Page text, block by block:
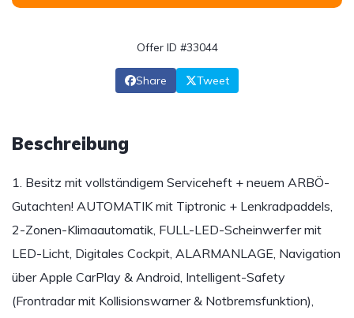
Offer ID #33044
Share Tweet
Beschreibung
1. Besitz mit vollständigem Serviceheft + neuem ARBÖ-
Gutachten! AUTOMATIK mit Tiptronic + Lenkradpaddels,
2-Zonen-Klimaautomatik, FULL-LED-Scheinwerfer mit
LED-Licht, Digitales Cockpit, ALARMANLAGE, Navigation
über Apple CarPlay & Android, Intelligent-Safety
(Frontradar mit Kollisionswarner & Notbremsfunktion),